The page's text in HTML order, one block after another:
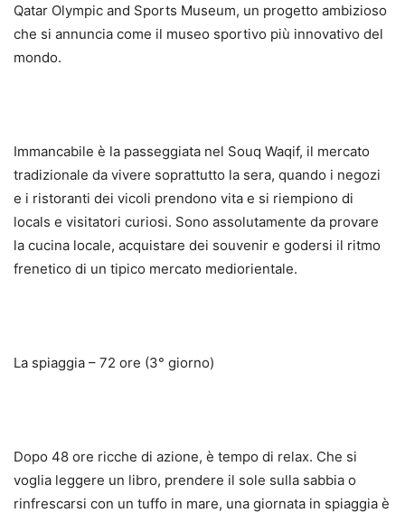
Qatar Olympic and Sports Museum, un progetto ambizioso
che si annuncia come il museo sportivo più innovativo del
mondo.
Immancabile è la passeggiata nel Souq Waqif, il mercato
tradizionale da vivere soprattutto la sera, quando i negozi
e i ristoranti dei vicoli prendono vita e si riempiono di
locals e visitatori curiosi. Sono assolutamente da provare
la cucina locale, acquistare dei souvenir e godersi il ritmo
frenetico di un tipico mercato mediorientale.
La spiaggia – 72 ore (3° giorno)
Dopo 48 ore ricche di azione, è tempo di relax. Che si
voglia leggere un libro, prendere il sole sulla sabbia o
rinfrescarsi con un tuffo in mare, una giornata in spiaggia è